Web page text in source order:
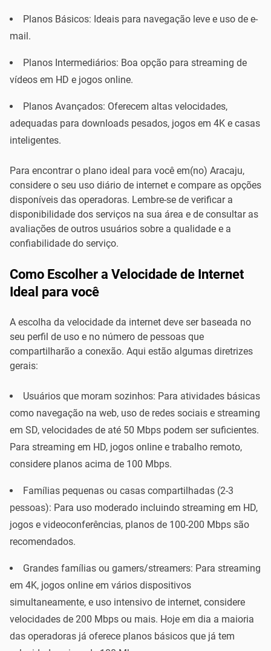
Planos Básicos: Ideais para navegação leve e uso de e-
mail.
Planos Intermediários: Boa opção para streaming de
vídeos em HD e jogos online.
Planos Avançados: Oferecem altas velocidades,
adequadas para downloads pesados, jogos em 4K e casas
inteligentes.
Para encontrar o plano ideal para você em(no) Aracaju,
considere o seu uso diário de internet e compare as opções
disponíveis das operadoras. Lembre-se de verificar a
disponibilidade dos serviços na sua área e de consultar as
avaliações de outros usuários sobre a qualidade e a
confiabilidade do serviço.
Como Escolher a Velocidade de Internet
Ideal para você
A escolha da velocidade da internet deve ser baseada no
seu perfil de uso e no número de pessoas que
compartilharão a conexão. Aqui estão algumas diretrizes
gerais:
Usuários que moram sozinhos: Para atividades básicas
como navegação na web, uso de redes sociais e streaming
em SD, velocidades de até 50 Mbps podem ser suficientes.
Para streaming em HD, jogos online e trabalho remoto,
considere planos acima de 100 Mbps.
Famílias pequenas ou casas compartilhadas (2-3
pessoas): Para uso moderado incluindo streaming em HD,
jogos e videoconferências, planos de 100-200 Mbps são
recomendados.
Grandes famílias ou gamers/streamers: Para streaming
em 4K, jogos online em vários dispositivos
simultaneamente, e uso intensivo de internet, considere
velocidades de 200 Mbps ou mais. Hoje em dia a maioria
das operadoras já oferece planos básicos que já tem